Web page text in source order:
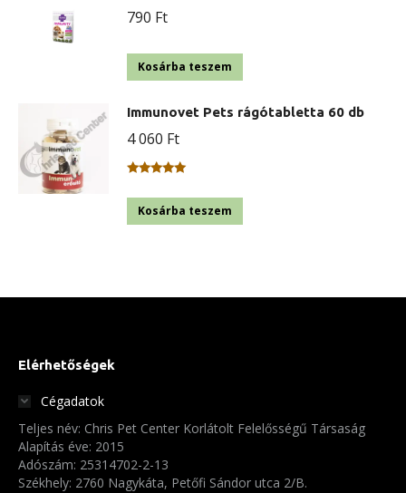
790 Ft
Kosárba teszem
Immunovet Pets rágótabletta 60 db
4 060 Ft
5.00/ 5
Kosárba teszem
Elérhetőségek
Cégadatok
Teljes név: Chris Pet Center Korlátolt Felelősségű Társaság
Alapítás éve: 2015
Adószám: 25314702-2-13
Székhely: 2760 Nagykáta, Petőfi Sándor utca 2/B.